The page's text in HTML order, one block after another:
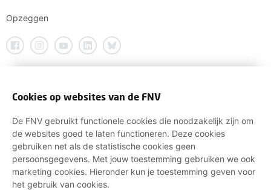
Opzeggen
Cookies op websites van de FNV
De FNV gebruikt functionele cookies die noodzakelijk zijn om
de websites goed te laten functioneren. Deze cookies
gebruiken net als de statistische cookies geen
persoonsgegevens. Met jouw toestemming gebruiken we ook
marketing cookies. Hieronder kun je toestemming geven voor
het gebruik van cookies.